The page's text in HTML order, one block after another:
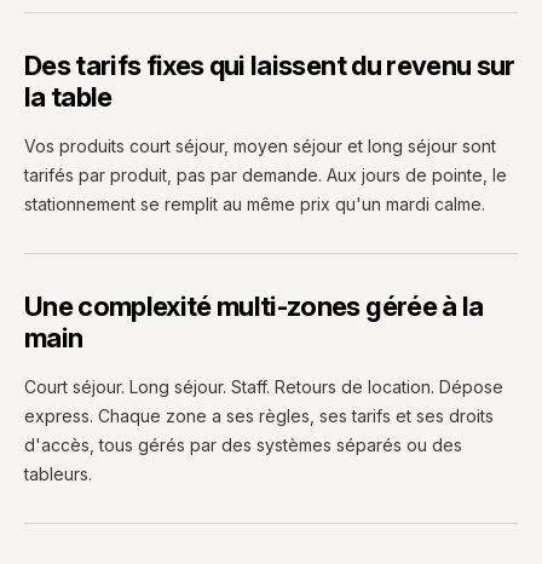
Des tarifs fixes qui laissent du revenu sur
la table
Vos produits court séjour, moyen séjour et long séjour sont
tarifés par produit, pas par demande. Aux jours de pointe, le
stationnement se remplit au même prix qu'un mardi calme.
Une complexité multi-zones gérée à la
main
Court séjour. Long séjour. Staff. Retours de location. Dépose
express. Chaque zone a ses règles, ses tarifs et ses droits
d'accès, tous gérés par des systèmes séparés ou des
tableurs.